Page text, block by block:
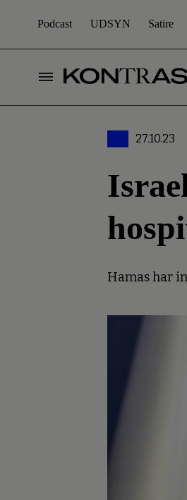
Podcast UDSYN Satire
27.10.23
Hamas har